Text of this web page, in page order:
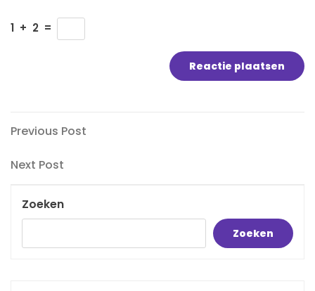
1 + 2 =
Bericht
navigatie
Previous
Previous Post
Next
Next Post
Zoeken
Zoeken